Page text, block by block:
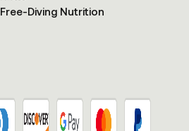
Free-Diving Nutrition